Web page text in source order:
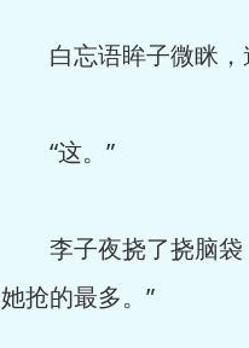
白忘语眸子微眯，
“这。”
李子夜挠了挠脑袋
她抢的最多。”